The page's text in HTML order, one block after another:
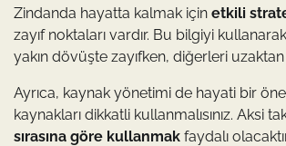
Zindanda hayatta kalmak için etkili
zayıf noktaları vardır. Bu bilgiyi
yakın dövüşte zayıfken, diğerleri uzaktan
Ayrıca, kaynak yönetimi de hayati bir
kaynakları dikkatli kullanmalısınız. Aksi
sırasına göre kullanmak faydalı